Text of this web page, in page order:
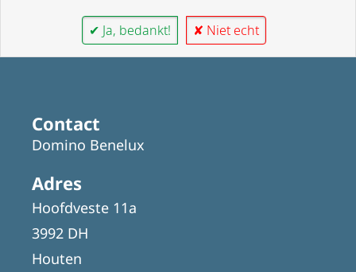
✔ Ja, bedankt! ✘ Niet echt
Contact
Domino Benelux
Adres
Hoofdveste 11a
3992 DH
Houten